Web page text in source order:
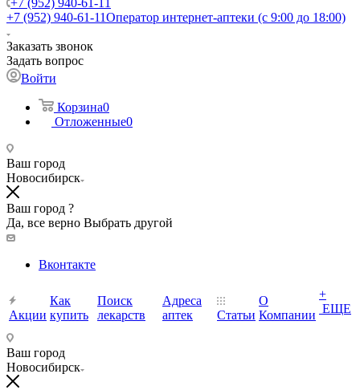
+7 (952) 940-61-11
+7 (952) 940-61-11Оператор интернет-аптеки (с 9:00 до 18:00)
Заказать звонок
Задать вопрос
Войти
Корзина0
Отложенные0
Ваш город
Новосибирск
Ваш город ?
Да, все верно Выбрать другой
Вконтакте
Акции
Как
купить
Поиск
лекарств
Адреса
аптек
Статьи
О
Компании
+
ЕЩЕ
Ваш город
Новосибирск